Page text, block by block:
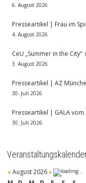
6. August 2026
Presseartikel | Frau im
4. August 2026
CeU „Summer in the
3. August 2026
Presseartikel | AZ
30. Juli 2026
Presseartikel | GALA vom
30. Juli 2026
« August 2026»